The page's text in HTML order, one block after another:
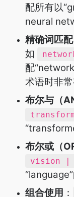
配所有以
neural
精确词匹配
如
配
术语时非常
布尔与（
布尔或（
vision |
“language”
组合使用 ：